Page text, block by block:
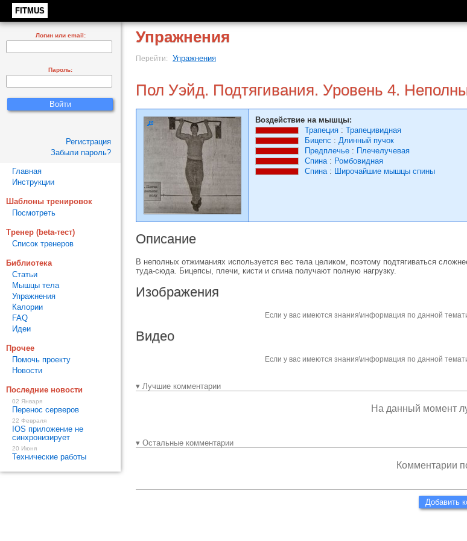
FITMUS
Упражнения
Перейти: Упражнения
Пол Уэйд. Подтягивания. Уровень 4.
Воздействие на мышцы:
Трапеция : Трапецивидная
Бицепс : Длинный пучок
Предплечье : Плечелучевая
Спина: Ромбовидная
Спина: Широчайшие мышцы спины
Описание
В неполных отжиманиях используется вес тела целиком, поэтому подтягиваться
туда-сюда. Бицепсы, плечи, кисти и спина получают полную нагрузку.
Изображения
Если у вас имеются знания\информация по данной
Видео
Если у вас имеются знания\информация по данной
▾ Лучшие комментарии
На данный момент
▾ Остальные комментарии
Комментарии
Добавить
Логин или email:
Пароль:
Регистрация
Забыли пароль?
Главная
Инструкции
Шаблоны тренировок
Посмотреть
Тренер (beta-тест)
Список тренеров
Библиотека
Статьи
Мышцы тела
Упражнения
Калории
FAQ
Идеи
Прочее
Помочь проекту
Новости
Последние новости
02 Января
Перенос серверов
22 Февраля
IOS приложение не
синхронизирует
20 Июня
Технические работы